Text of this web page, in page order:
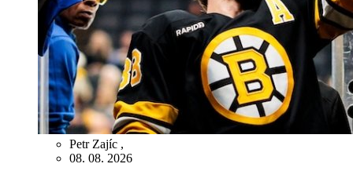
Petr Zajíc ,
08. 08. 2026